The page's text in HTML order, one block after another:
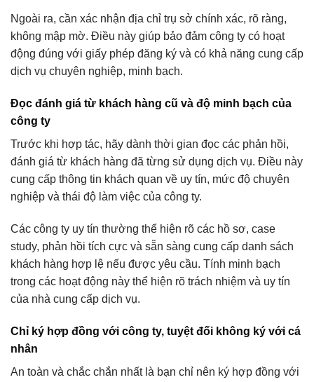
Ngoài ra, cần xác nhận địa chỉ trụ sở chính xác, rõ ràng,
không mập mờ. Điều này giúp bảo đảm công ty có hoạt
động đúng với giấy phép đăng ký và có khả năng cung cấp
dịch vụ chuyên nghiệp, minh bạch.
Đọc đánh giá từ khách hàng cũ và độ minh bạch của
công ty
Trước khi hợp tác, hãy dành thời gian đọc các phản hồi,
đánh giá từ khách hàng đã từng sử dụng dịch vụ. Điều này
cung cấp thông tin khách quan về uy tín, mức độ chuyên
nghiệp và thái độ làm việc của công ty.
Các công ty uy tín thường thể hiện rõ các hồ sơ, case
study, phản hồi tích cực và sẵn sàng cung cấp danh sách
khách hàng hợp lệ nếu được yêu cầu. Tính minh bạch
trong các hoạt động này thể hiện rõ trách nhiệm và uy tín
của nhà cung cấp dịch vụ.
Chỉ ký hợp đồng với công ty, tuyệt đối không ký với cá
nhân
An toàn và chắc chắn nhất là bạn chỉ nên ký hợp đồng với